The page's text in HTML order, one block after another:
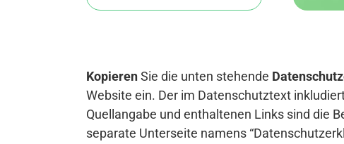
KopierenSie die unten stehende
Website ein. Der im Datenschutztext
Quellangabe und enthaltenen Links sind die
separate Unterseite namens